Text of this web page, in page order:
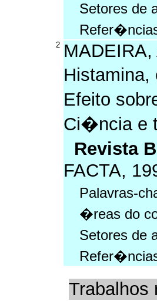
Setores
2
Efeito
Ci�ncia e
Revista
FACTA,
Palavras-
�reas do
Setores
Trabalhos